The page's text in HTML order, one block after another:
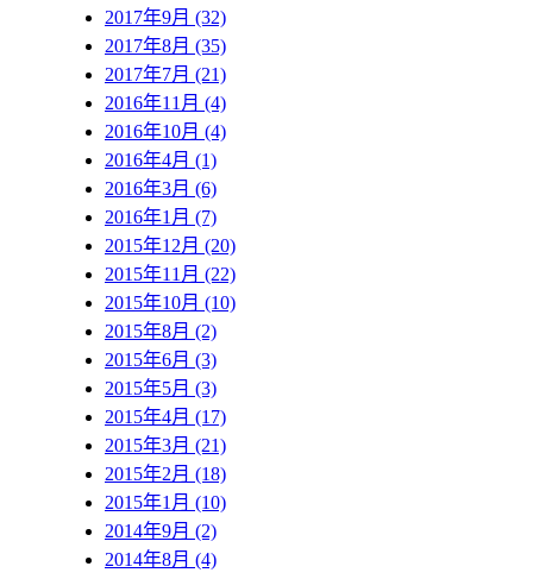
2017年9月 (32)
2017年8月 (35)
2017年7月 (21)
2016年11月 (4)
2016年10月 (4)
2016年4月 (1)
2016年3月 (6)
2016年1月 (7)
2015年12月 (20)
2015年11月 (22)
2015年10月 (10)
2015年8月 (2)
2015年6月 (3)
2015年5月 (3)
2015年4月 (17)
2015年3月 (21)
2015年2月 (18)
2015年1月 (10)
2014年9月 (2)
2014年8月 (4)